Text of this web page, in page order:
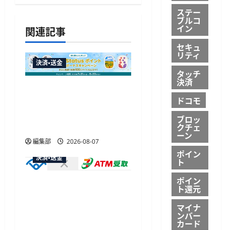
シ
ョ
ン
関連記事
決済・送金
編集部
2026-08-07
決済・送金
ステー
ブルコ
イン
セキュ
リティ
タッチ
決済
ドコモ
ブロッ
クチェ
ーン
ポイン
ト
ポイン
ト還元
マイナ
ンバー
カード